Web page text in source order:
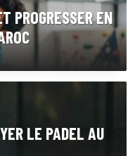
PROGRESSER EN
LE PADEL AU